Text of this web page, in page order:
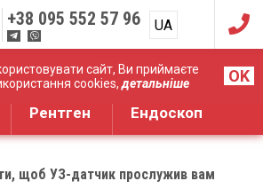
сайт, Ви приймаєте
cookies,детальніше OK
+38 095 552 57 96 UA
RU
медичного обладнання
Рентген Ендоскоп
щоб УЗ-датчик прослужив вам